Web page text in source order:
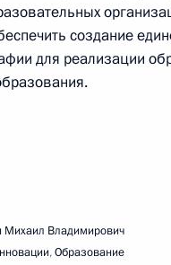
форума
организации
создание
для реализации
Михаил Владимирович
,Образование